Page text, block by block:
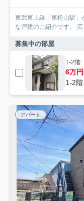
東武東上線「東松山駅」
な
募集中の部屋
1-2階
6万円
1-2
アパート